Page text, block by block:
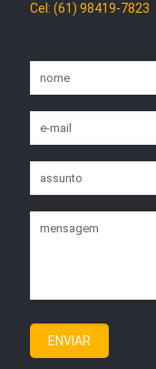
Cel: (61) 98419-7823